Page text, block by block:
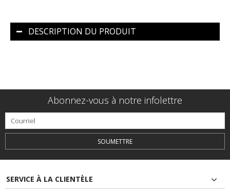
DESCRIPTION DU PRODUIT
Abonnez-vous à notre infolettre
SOUMETTRE
SERVICE À LA CLIENTÈLE